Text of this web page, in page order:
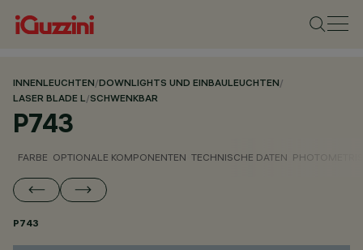
INNENLEUCHTEN/DOWNLIGHTS UND EINBAULEUCHTEN/
LASER BLADE L/SCHWENKBAR
P743
FARBE OPTIONALE KOMPONENTEN TECHNISCHE DATEN
P743